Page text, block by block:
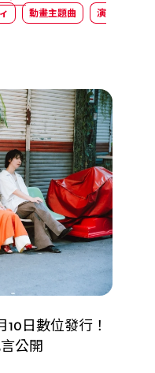
動畫主題曲
演
日數位發行！
公開